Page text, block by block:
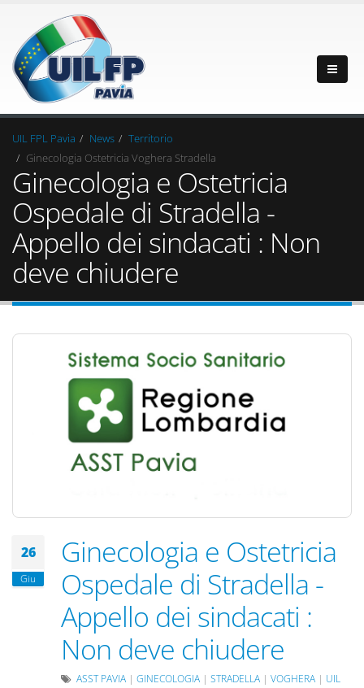
UIL FPL Pavia News
Territorio
Ginecologia Ostetricia Voghera Stradella
Ginecologia e Ostetricia
Ospedale di Stradella -
Appello dei sindacati : Non
deve chiudere
26
Giu
Ginecologia e Ostetricia
Ospedale di Stradella -
Appello dei sindacati :
Non deve chiudere
ASST PAVIA | GINECOLOGIA | STRADELLA | VOGHERA | UIL